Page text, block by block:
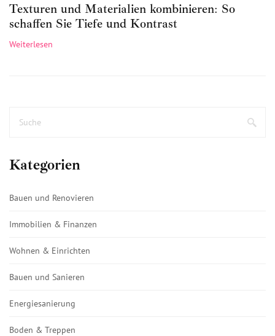
Texturen und Materialien kombinieren: So
schaffen Sie Tiefe und Kontrast
Weiterlesen
Kategorien
Bauen und Renovieren
Immobilien & Finanzen
Wohnen & Einrichten
Bauen und Sanieren
Energiesanierung
Boden & Treppen